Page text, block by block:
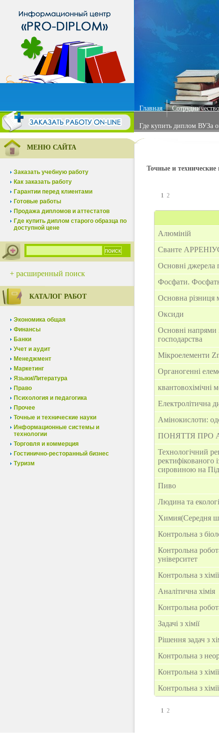
Главная
Где купить диплом ВУЗа
МЕНЮ САЙТА
Заказать учебную работу
Как заказать работу
Гарантии перед клиентами
Готовые работы
Продажа дипломов и аттестатов
Где купить диплом старого образца по
доступной цене
+ расширенный поиск
КАТАЛОГ РАБОТ
Экономика общая
Финансы
Банки
Учет и аудит
Менеджмент
Маркетинг
Языки/Литература
Право
Психология и педагогика
Прочее
Точные и технические науки
Информационные системы и
технологии
Торговля и коммерция
Гостинично-ресторанный бизнес
Туризм
Точные и
1 2
Алюміній
Сванте
Основні джерела
Фосфати.
Основна різниця
Оксиди
Основні напрями
господарства
Мікроелементи
Органогенні
квантовохімічні
Електролітична
Амінокислоти:
ПОНЯТТЯ ПРО
Технологічний
ректифікованого
сировиною на
Пиво
Людина та
Химия(Середня
Контрольна з
Контрольна
університет
Контрольна з
Аналітична хімія
Контрольна
Задачі з хімії
Рішення задач з
Контрольна з
Контрольна з
Контрольна з
1 2